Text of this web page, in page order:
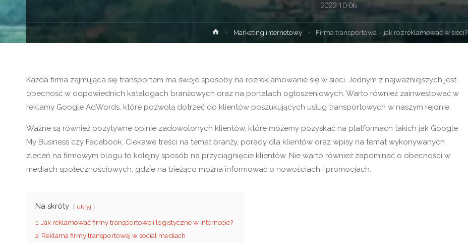
2022-10-06
Strona
główna
Marketing internetowy Firma transportowa – jak rozreklamować w sieci?
Każda firma zajmująca się transportem ma swoje sposoby na rozreklamowanie się w sieci. Jednym z najważniejszych jest
obecność w odpowiednich katalogach branżowych oraz na portalach ogłoszeniowych. Warto również zainwestować w
reklamy Google AdWords, które pozwolą dotrzeć do klientów poszukujących usług transportowych w naszym rejonie.
Ważne są również pozytywne opinie zadowolonych klientów, które możemy pozyskać na platformach takich jak Google
My Business czy Facebook. Ciekawe treści na temat branży, porady dla klientów oraz wpisy na temat wykonywanych
zleceń na firmowym blogu to kolejny sposób na przyciągnięcie klientów. Nie warto również zapominać o obecności w
mediach społecznościowych, gdzie na bieżąco można informować o nowościach i promocjach.
Na skróty ukryj
1
Jak reklamować firmy transportowe i logistyczne w internecie?
2 Reklama firmy transportowej w social mediach